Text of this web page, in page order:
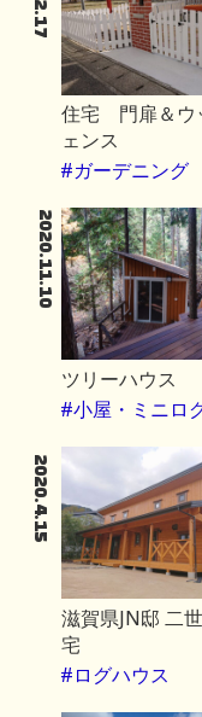
住宅 門扉＆ウ
ェンス
#ガーデニング
2020.11.10
ツリーハウス
#小屋・ミニロ
2020.4.15
滋賀県JN邸 二
宅
#ログハウス